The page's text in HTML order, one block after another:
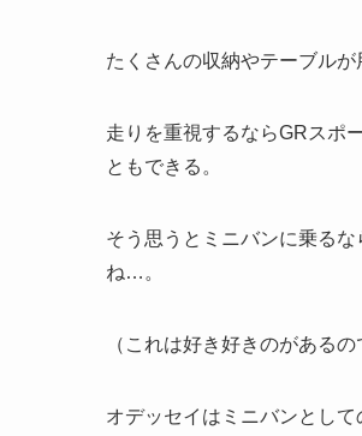
たくさんの収納やテーブル
走りを重視するならGRスポ
ともできる。
そう思うとミニバンに乗る
ね…。
（これは好き好きのがある
オデッセイはミニバンとし